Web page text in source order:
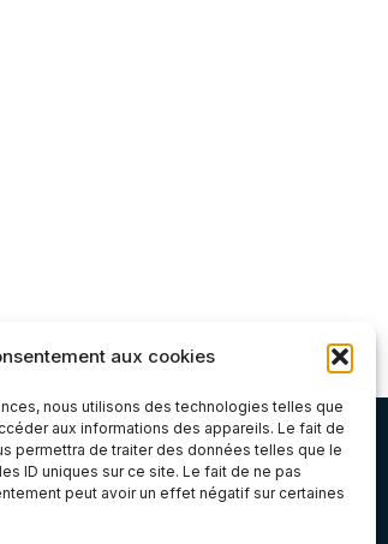
aux cookies
nous utilisons des technologies telles que
aux informations des appareils. Le fait de
permettra de traiter des données telles que le
ID uniques sur ce site. Le fait de ne pas
peut avoir un effet négatif sur certaines
Boutique
de Bel Orme, 22970 Ploumagoar,